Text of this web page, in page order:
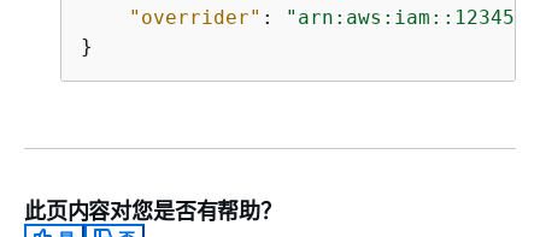
"overrider" :
}
此页内容对您是否有帮助？